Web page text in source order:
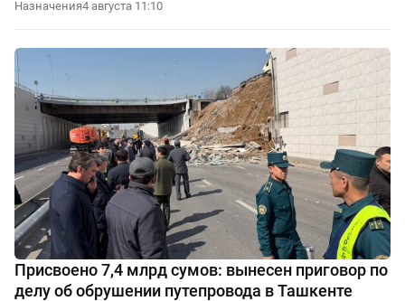
Назначения4 августа 11:10
Присвоено 7,4 млрд сумов: вынесен приговор по
делу об обрушении путепровода в Ташкенте